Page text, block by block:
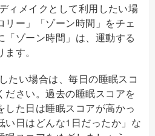
ィメイクとして利用したい場
リー」「ゾーン時間」をチェ
「ゾーン時間」は、運動する
す。
たい場合は、毎日の睡眠スコ
ださい。過去の睡眠スコアを
した日は睡眠スコアが高かっ
い日はどんな1日だったか」な